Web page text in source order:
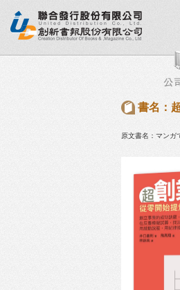
榜 出版社專區 書店專區
書名：
原文書名：マンガ